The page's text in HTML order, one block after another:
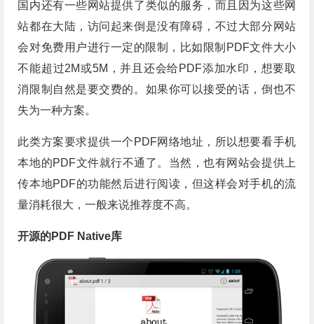
国内还有一些网站提供了类似的服务，而且因为这些网
站都在大陆，访问起来倒是没有障碍，不过大部分网站
会对免费用户进行一定的限制，比如限制PDF文件大小
不能超过2M或5M，并且还会给PDF添加水印，想要取
消限制自然是要交费的。如果你可以接受的话，倒也不
失为一种方案。
此类方案要求提供一个PDF网络地址，所以想要看手机
本地的PDF文件就行不通了。当然，也有网站会提供上
传本地PDF的功能然后进行阅读，但这样会对手机的流
量消耗很大，一般来说推荐度不高。
开源的PDF Native库